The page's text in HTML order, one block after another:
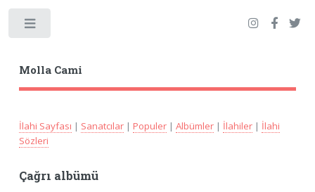
Molla Cami
İlahi Sayfası | Sanatcılar| Populer| Albümler| İlahiler| İlahi
Sözleri
Çağrı albümü